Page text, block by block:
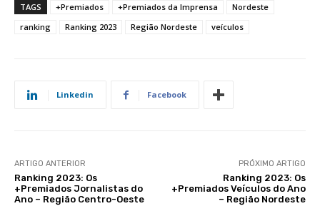
TAGS +Premiados +Premiados da Imprensa
Nordeste
ranking
Ranking 2023 Região Nordeste veículos
Linkedin Facebook
ARTIGO ANTERIOR
Ranking 2023: Os
+Premiados Jornalistas do
Ano – Região Centro-Oeste
PRÓXIMO ARTIGO
Ranking 2023: Os
+Premiados Veículos do Ano
– Região Nordeste